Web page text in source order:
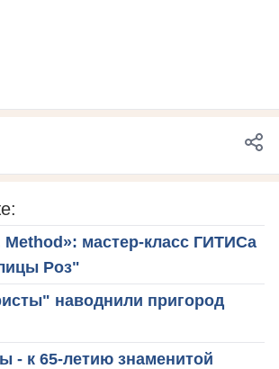
мастер-класс ГИТИСа
Роз"
наводнили пригород
- к 65-летию знаменитой